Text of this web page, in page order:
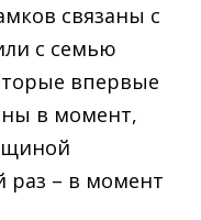
связаны с
с семью
впервые
в момент,
раз – в момент